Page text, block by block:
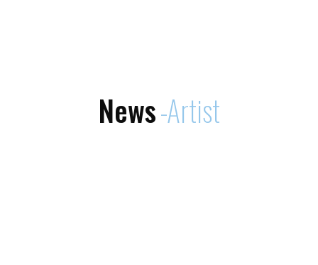
News Artist